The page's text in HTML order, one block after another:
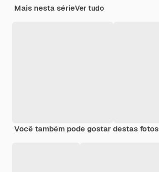
Mais nesta sérieVer tudo
Você também pode gostar destas fotos